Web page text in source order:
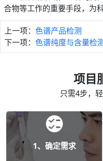
合物等工作的重要手段，为
上一项： 色谱产品检测
下一项： 色谱纯度与含量检
项目
只需4步，
1、确定需求